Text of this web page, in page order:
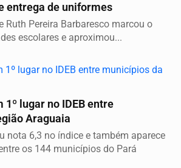
entrega de uniformes
Ruth Pereira Barbaresco marcou o
escolares e aproximou...
1º lugar no IDEB entre
Araguaia
nota 6,3 no índice e também aparece
os 144 municípios do Pará